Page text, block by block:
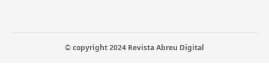
© copyright 2024 Revista Abreu Digital